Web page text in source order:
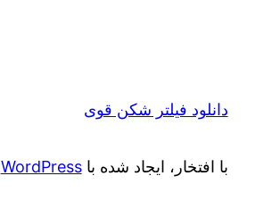
دانلود فیلتر شکن قوی
با افتخار، ایجاد شده باWordPress